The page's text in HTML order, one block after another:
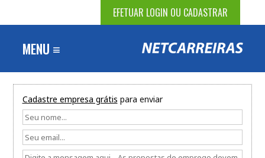
EFETUAR LOGIN OU CADASTRAR
MENU ≡
Cadastre empresa grátis para enviar